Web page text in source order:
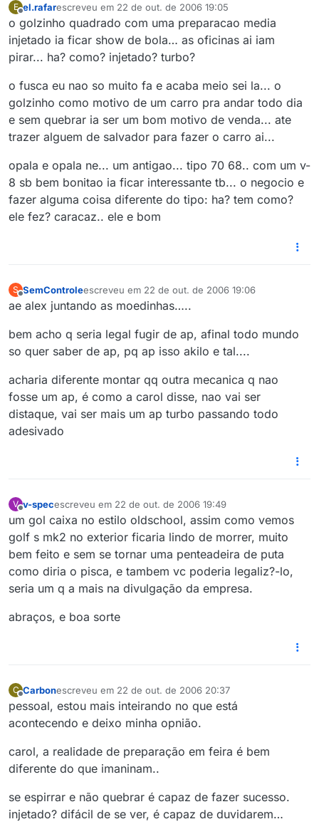
E
Offline
el.rafarescreveu em 22 de out. de 2006 19:05
última edição por
o golzinho quadrado com uma preparacao media
injetado ia ficar show de bola… as oficinas ai iam
pirar... ha? como? injetado? turbo?
o fusca eu nao so muito fa e acaba meio sei la... o
golzinho como motivo de um carro pra andar todo dia
e sem quebrar ia ser um bom motivo de venda... ate
trazer alguem de salvador para fazer o carro ai...
opala e opala ne... um antigao... tipo 70 68.. com um v-
8 sb bem bonitao ia ficar interessante tb... o negocio e
fazer alguma coisa diferente do tipo: ha? tem como?
ele fez? caracaz.. ele e bom
S
Offline
SemControleescreveu em 22 de out. de 2006 19:06
última edição por
ae alex juntando as moedinhas…..
bem acho q seria legal fugir de ap, afinal todo mundo
so quer saber de ap, pq ap isso akilo e tal....
acharia diferente montar qq outra mecanica q nao
fosse um ap, é como a carol disse, nao vai ser
distaque, vai ser mais um ap turbo passando todo
adesivado
V
Offline
v-specescreveu em 22 de out. de 2006 19:49
última edição por
um gol caixa no estilo oldschool, assim como vemos
golf s mk2 no exterior ficaria lindo de morrer, muito
bem feito e sem se tornar uma penteadeira de puta
como diria o pisca, e tambem vc poderia legaliz?-lo,
seria um q a mais na divulgação da empresa.
abraços, e boa sorte
C
Offline
Carbonescreveu em 22 de out. de 2006 20:37
última edição por
pessoal, estou mais inteirando no que está
acontecendo e deixo minha opnião.
carol, a realidade de preparação em feira é bem
diferente do que imaninam..
se espirrar e não quebrar é capaz de fazer sucesso.
injetado? difácil de se ver, é capaz de duvidarem…